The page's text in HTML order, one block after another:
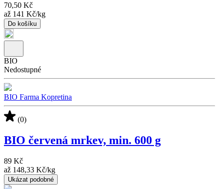
70,50 Kč
až 141 Kč/kg
Do košíku
BIO
Nedostupné
BIO Farma Kopretina
(0)
BIO červená mrkev, min. 600 g
89 Kč
až 148,33 Kč/kg
Ukázat podobné